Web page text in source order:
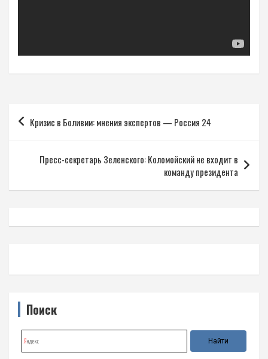
Навигация
по
записям
Кризис в Боливии: мнения экспертов — Россия 24
Пресс-секретарь Зеленского: Коломойский не входит в
команду президента
Поиск